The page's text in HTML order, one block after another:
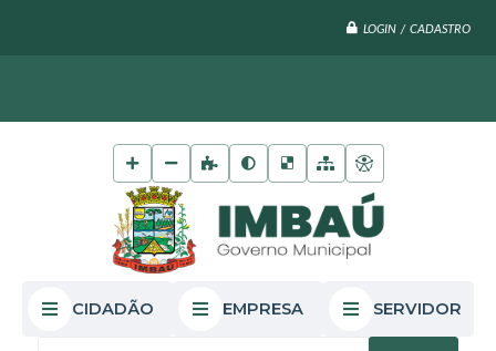
LOGIN / CADASTRO
CIDADÃO EMPRESA SERVIDOR